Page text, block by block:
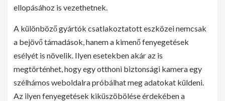
ellopásához is vezethetnek.
A különböző gyártók csatlakoztatott eszközei nemcsak
a bejövő támadások, hanem a kimenő fenyegetések
esélyét is növelik. Ilyen esetekben akár az is
megtörténhet, hogy egy otthoni biztonsági kamera egy
szélhámos weboldalra próbálhat meg adatokat küldeni.
Az ilyen fenyegetések kiküszöbölése érdekében a